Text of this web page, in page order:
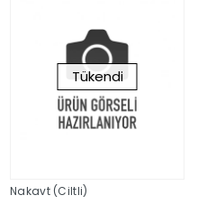
Tükendi
Nakavt (Ciltli)